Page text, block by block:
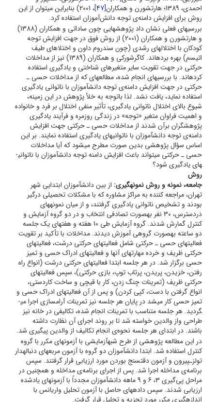
احمدی، 1389؛ هارتشورن و همکاران
[47]
، 2001) بنابراین می­توان از این
روش برای افزایش دامنه‌ی توجه دانش‌آموزان استفاده کرد.
بررسی­های فعلی نشان داد پژوهش­هایی چون ساداتی و همکاران (1388)
و هارتشورن و همکاران (2001) از روش فوق در جهت افزایش توجه
کودکان با اختلال­های رشدی (چون سندروم داون و اختلا­های طیف
اتیسم) بهره برده­اند. کاگرشورکی و همکاران (1389) نیز از مداخلات
حرکتی در جهت تقویت سایر متغیرهای شناختی و یادگیری استفاده
کرده­اند. با بررسی­های انجام شده، مطالعه­ای که از مداخلات حسی ـ
حرکتی در جهت افزایش دامنه‌ی توجه دانش­آموزان با ناتوانی یادگیری
استفاده نماید، یافت نشد. لذا باتوجه به خلأ پژوهش در این زمینه،
شیوع بالای اختلال ناتوانی یادگیری، تأثیر منفی اختلال بر فرد و خانواده
و اهمیت فراوان متغیر «توجه» در زندگی روزمره و فرآیند یادگیری
پژوهشگران برآن شدند از مداخلات حسی ـ حرکتی جهت افزایش
دامنه‌ی توجه دانش­آموزان با ناتوانی­های یادگیری استفاده نمایند. بر این
اساس سؤال پژوهشی بدین صورت مطرح می­شود که آیا مداخلات
حسی ـ حرکتی می­تواند باعث افزایش دامنه توجه دانش­آموزان با ناتوانی­
های یادگیری شود؟
روش
جامعه، نمونه و روش نمونه­گیری: از بین دانش­آموزان ابتدایی شهر
تهران، مراجعه کننده به مراکز مشاوره که با مشکلات تحصیلی درگیر
بودند و تشخیص ناتوانی یادگیری گرفتند، و از میان نمونه­های
دردسترس، 30 نفر به­صورت تصادفی انتخاب و در دو گروه آزمایش و
کنترل گمارش شدند. گروه آزمایش طی 10 هفته و هفته­ای یک جلسه
دو ساعته به­صورت گروهی آموزش دیدند. مداخلات با تأکید بر تقویت
فعالیت­های حسی ـ حرکتی شامل فعالیت­های حرکتی درشت، فعالیت­های
حرکتی ظریف و خرده مهارت­های آن­ها و فعالیت­های ادراک حسی و تمیز
حسی برگزار شد. در هر جلسه ابتدا فعالیت­های حرکتی درشت (انواع راه
رفتن، خزیدن، پریدن، پرتاب توپ، بازی حرکتی)، سپس فعالیت­های
حرکتی ظریف (تمرینات چنگ زدن، کار با قیچی و ساخت کاردستی،
انواع گرفتن با دست، کپی کردن) و پس از آن فعالیت­های ادراک حسی و
تمیز حسی کار می­شد در پایان هر جلسه نیز تمرینات آرام­سازی اجرا می­
گردید. هر جلسه متناسب با تمرینات انجام شده، تکالیفی در خانه نیز
طراحی واز والدین خواسته شد تا بر روند اجرای آن نظارت داشته
باشند. در ابتدای هر جلسه نحوه‌ی انجام تکالیف از والدین پیگیری شد.
در این مطالعه پژوهشی از طرح شبه­آزمایشی با آزمون­های مکرر با گروه
کنترل استفاده شد. ابتدا دانش­آموزان دو گروه با آزمون مربع­های دنباله­دار
تولزـ­پیرون و آزمون دقت­سنج بوردن مورد ارزیابی قرار گرفتند. سپس
برنامه‌ی مداخله اجرا شد. پس از اجرای برنامه‌ی مداخله و همچنین در
مراحل پی‌گیری 3، 6 و 9 ماهه دانش­آموزان مجدداً با آزمون­های یادشده
ارزیابی شدند. سپس داده­های حاصل با آزمون تحلیل واریانس با
اندازه­گیری مکرر مورد تجزیه و تحلیل قرار گرفت.